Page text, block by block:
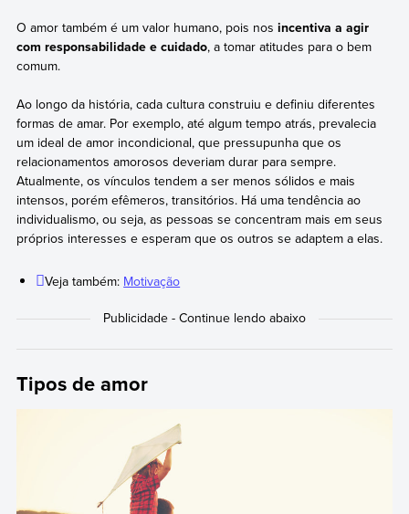
O amor também é um valor humano, pois nos incentiva a agir
com responsabilidade e cuidado, a tomar atitudes para o bem
comum.
Ao longo da história, cada cultura construiu e definiu diferentes
formas de amar. Por exemplo, até algum tempo atrás, prevalecia
um ideal de amor incondicional, que pressupunha que os
relacionamentos amorosos deveriam durar para sempre.
Atualmente, os vínculos tendem a ser menos sólidos e mais
intensos, porém efêmeros, transitórios. Há uma tendência ao
individualismo, ou seja, as pessoas se concentram mais em seus
próprios interesses e esperam que os outros se adaptem a elas.
Veja também: Motivação
Tipos de amor